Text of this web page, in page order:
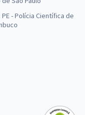
- Polícia Científica de